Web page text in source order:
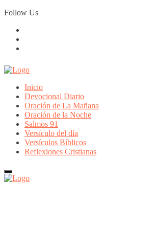
Skip
to
Follow Us
Inicio
Devocional Diario
Oración de La Mañana
Oración de la Noche
Salmos 91
Versículo del día
Versículos Bíblicos
Reflexiones Cristianas